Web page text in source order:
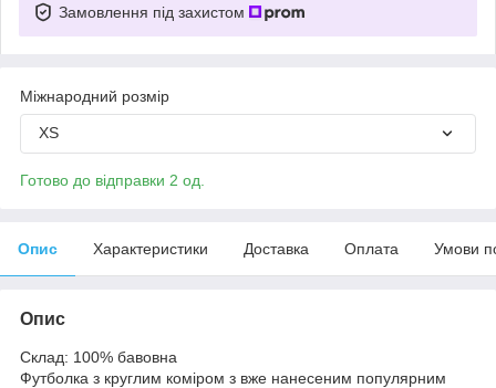
Замовлення під захистом
Міжнародний розмір
XS
Готово до відправки 2 од.
Опис Характеристики Доставка Оплата Умови
Опис
Склад: 100% бавовна
Футболка з круглим коміром з вже нанесеним популярним